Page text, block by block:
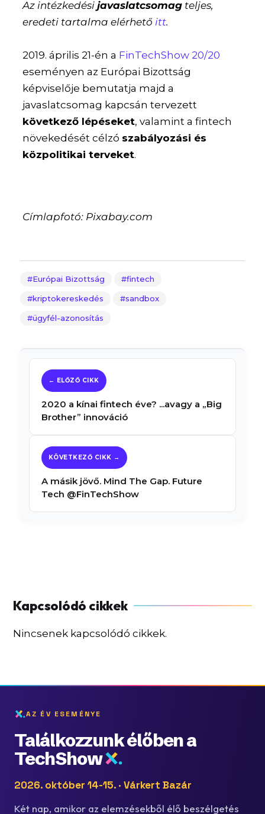
Az intézkedésijavaslatcsomag teljes,
eredeti tartalma elérhető itt.
2019. április 21-én a FinTechShow 20/20
eseményen az Európai Bizottság
képviselője bemutatja majd a
javaslatcsomag kapcsán tervezett
következő lépéseket, valamint a fintech
növekedését célzó szabályozási és
közpolitikai terveket.
Címlapfotó: Pixabay.com
Európai Bizottság fintech
kriptokereskedés sandbox
ügyfél-azonosítás
2020 a kínai fintech éve? ...avagy a „Big
Brother” innováció
A másik jövő. Mind The Gap. Future
Tech @FinTechShow
Nincsenek kapcsolódó cikkek.
AZ ÉV ESEMÉNYE
Találkozzunk élőben a
TechShow
2026. október 14-15. · Várkert Bazár
Két nap, amikor az elemzésekből élő beszélgetés